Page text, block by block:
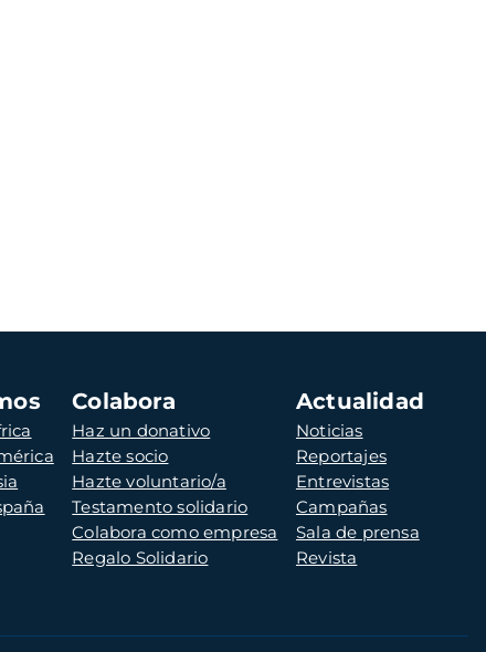
Colabora
Haz un donativo
Hazte socio
Hazte voluntario/a
Testamento solidario
Colabora como empresa
Regalo Solidario
Actualidad
Noticias
Reportajes
Entrevistas
Campañas
Sala de prensa
Revista